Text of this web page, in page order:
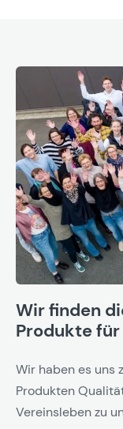
Wir finden
Produkte für
Wir haben es uns
Produkten
Vereinsleben zu